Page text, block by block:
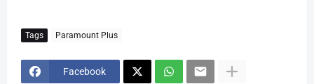
Tags Paramount Plus
Facebook